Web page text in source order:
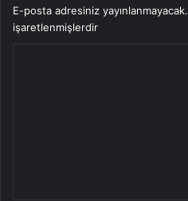
E-posta adresiniz yayınlanmayacak.
işaretlenmişlerdir